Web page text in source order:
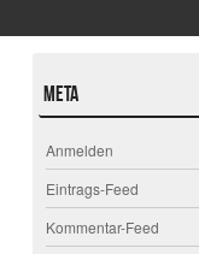
Meta
Anmelden
Eintrags-Feed
Kommentar-Feed